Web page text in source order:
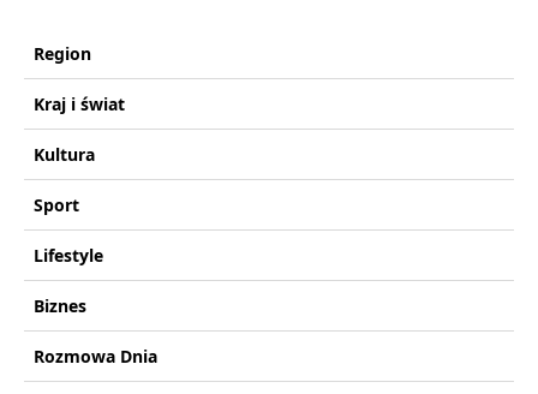
Region
Kraj i świat
Kultura
Sport
Lifestyle
Biznes
Rozmowa Dnia